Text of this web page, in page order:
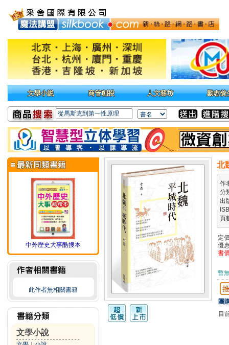
中外歷史大事酷搜本
此作者無相關書籍
文學小說
北
作
分
出
頁
定
優
書
暫
團
目